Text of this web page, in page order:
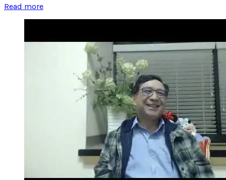
Read more